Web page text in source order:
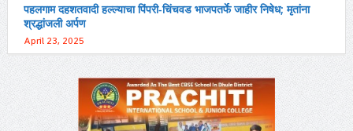
पहलगाम दहशतवादी हल्ल्याचा पिंपरी-चिंचवड भाजपतर्फे जाहीर निषेध; मृतांना
श्रद्धांजली अर्पण
April 23, 2025